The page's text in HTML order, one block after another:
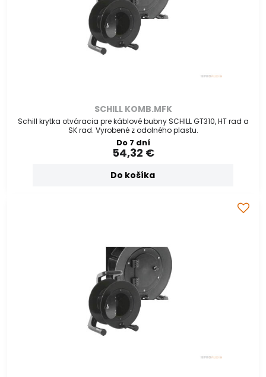
SCHILL KOMB.MFK
Schill krytka otváracia pre káblové bubny SCHILL GT310, HT rad a
SK rad. Vyrobené z odolného plastu.
Do 7 dní
54,32 €
Do košíka